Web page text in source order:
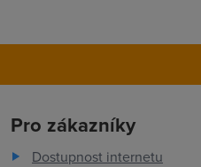
Pro zákazníky
Dostupnost internetu